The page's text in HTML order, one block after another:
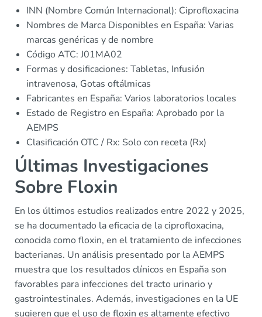
INN (Nombre Común Internacional): Ciprofloxacina
Nombres de Marca Disponibles en España: Varias
marcas genéricas y de nombre
Código ATC: J01MA02
Formas y dosificaciones: Tabletas, Infusión
intravenosa, Gotas oftálmicas
Fabricantes en España: Varios laboratorios locales
Estado de Registro en España: Aprobado por la
AEMPS
Clasificación OTC / Rx: Solo con receta (Rx)
Últimas Investigaciones
Sobre Floxin
En los últimos estudios realizados entre 2022 y 2025,
se ha documentado la eficacia de la ciprofloxacina,
conocida como floxin, en el tratamiento de infecciones
bacterianas. Un análisis presentado por la AEMPS
muestra que los resultados clínicos en España son
favorables para infecciones del tracto urinario y
gastrointestinales. Además, investigaciones en la UE
sugieren que el uso de floxin es altamente efectivo